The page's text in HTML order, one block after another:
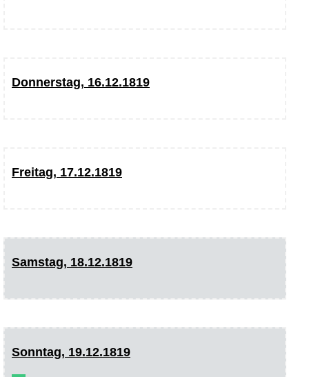
Donnerstag, 16.12.1819
Freitag, 17.12.1819
Samstag, 18.12.1819
Sonntag, 19.12.1819